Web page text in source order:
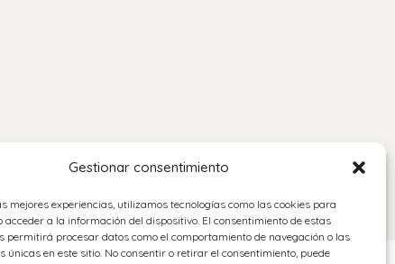
Gestionar consentimiento
mejores experiencias, utilizamos tecnologías como las cookies para
a la información del dispositivo. El consentimiento de estas
permitirá procesar datos como el comportamiento de navegación o las
únicas en este sitio. No consentir o retirar el consentimiento, puede